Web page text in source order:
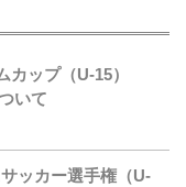
ップ（U-15）
いて
ッカー選手権（U-